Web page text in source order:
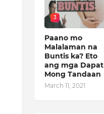
3
Paano mo
Malalaman na
Buntis ka? Eto
ang mga Dapat
Mong Tandaan
March 11, 2021